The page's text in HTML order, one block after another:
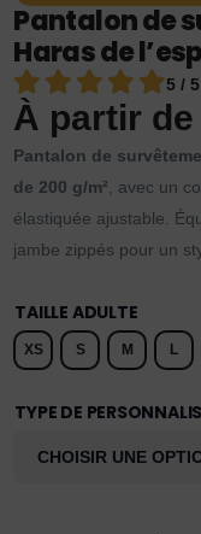
Pantalon de
Haras de
5 /
À partir de
Pantalon de
de 200 g/m² , avec un
élastiquée ajustable.
jambe zippés pour un
TAILLE ADULTE
XS S M L
TYPE DE